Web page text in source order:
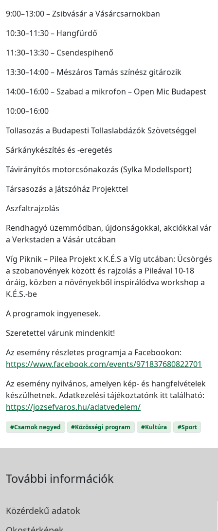
9:00–13:00 – Zsibvásár a Vásárcsarnokban
10:30–11:30 – Hangfürdő
11:30–13:30 – Csendespihenő
13:30–14:00 – Mészáros Tamás színész gitározik
14:00–16:00 – Szabad a mikrofon – Open Mic Budapest
10:00–16:00
Tollasozás a Budapesti Tollaslabdázók Szövetséggel
Sárkánykészítés és -eregetés
Távirányítós motorcsónakozás (Sylka Modellsport)
Társasozás a Játszóház Projekttel
Aszfaltrajzolás
Rendhagyó üzemmódban, újdonságokkal, akciókkal vár
a Verkstaden a Vásár utcában
Víg Piknik – Pilea Projekt x K.É.S a Víg utcában: Ücsörgés
a szobanövények között és rajzolás a Pileával 10-18
óráig, közben a növényekből inspirálódva workshop a
K.É.S.-be
A programok ingyenesek.
Szeretettel várunk mindenkit!
Az esemény részletes programja a Facebookon:
https://www.facebook.com/events/971837680822701
Az esemény nyilvános, amelyen kép- és hangfelvételek
készülhetnek. Adatkezelési tájékoztatónk itt található:
https://jozsefvaros.hu/adatvedelem/
#Csarnok negyed #Közösségi program #Kultúra #Sport
További információk
Közérdekű adatok